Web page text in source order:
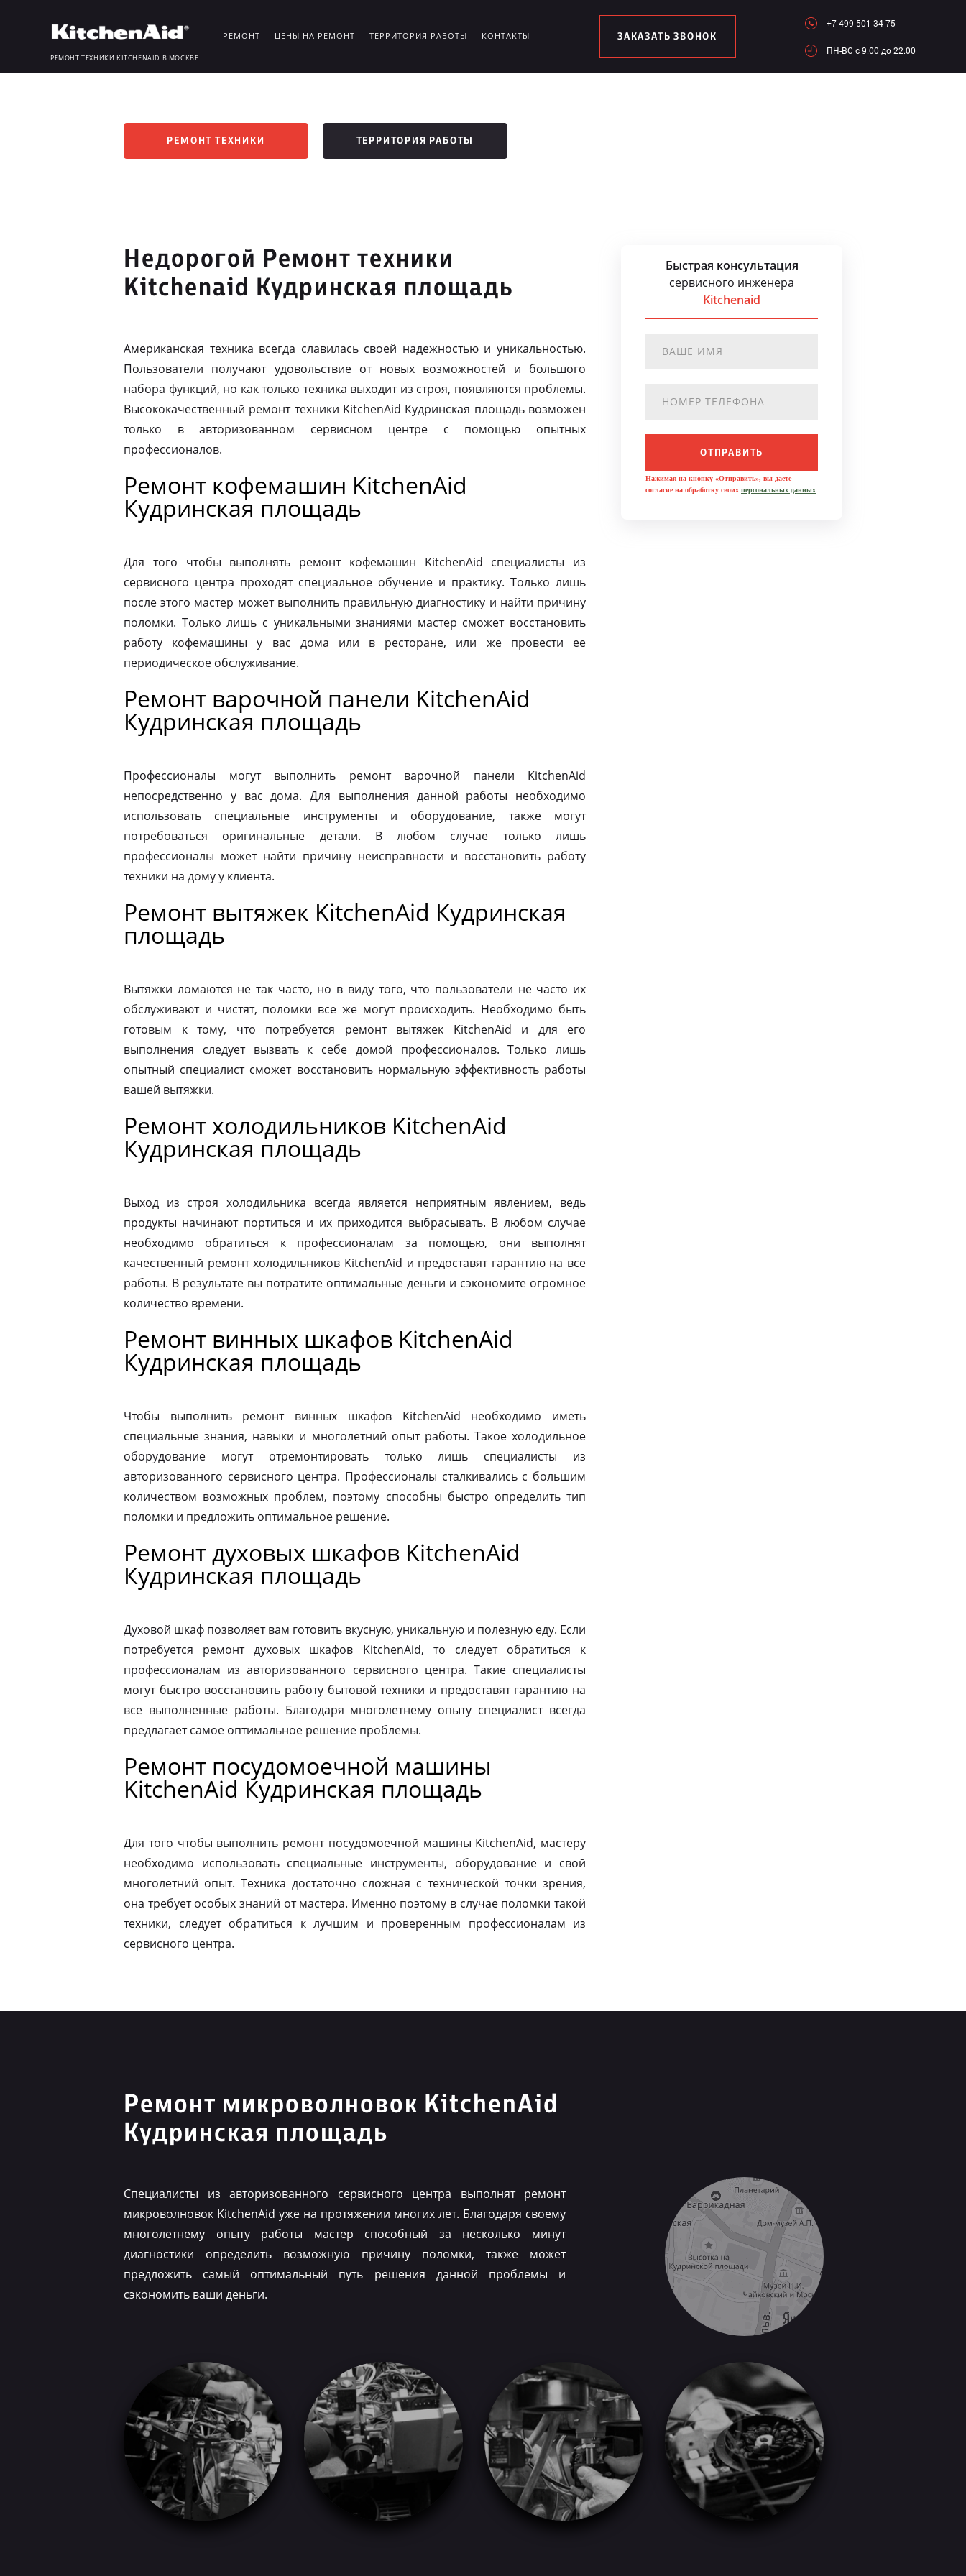
РЕМОНТ ТЕХНИКИ KITCHENAID В МОСКВЕ
РЕМОНТ ЦЕНЫ НА РЕМОНТ ТЕРРИТОРИЯ РАБОТЫ КОНТАКТЫ ЗАКАЗАТЬ ЗВОНОК
+7 499 501 34 75
ПН-ВC c 9.00 до 22.00
РЕМОНТ ТЕХНИКИ ТЕРРИТОРИЯ РАБОТЫ
Недорогой Ремонт техники
Kitchenaid Кудринская площадь
Американская техника всегда славилась своей надежностью и уникальностью.
Пользователи получают удовольствие от новых возможностей и большого
набора функций, но как только техника выходит из строя, появляются проблемы.
Высококачественный ремонт техники KitchenAid Кудринская площадь возможен
только в авторизованном сервисном центре с помощью опытных
профессионалов.
Ремонт кофемашин KitchenAid
Кудринская площадь
Для того чтобы выполнять ремонт кофемашин KitchenAid специалисты из
сервисного центра проходят специальное обучение и практику. Только лишь
после этого мастер может выполнить правильную диагностику и найти причину
поломки. Только лишь с уникальными знаниями мастер сможет восстановить
работу кофемашины у вас дома или в ресторане, или же провести ее
периодическое обслуживание.
Ремонт варочной панели KitchenAid
Кудринская площадь
Профессионалы могут выполнить ремонт варочной панели KitchenAid
непосредственно у вас дома. Для выполнения данной работы необходимо
использовать специальные инструменты и оборудование, также могут
потребоваться оригинальные детали. В любом случае только лишь
профессионалы может найти причину неисправности и восстановить работу
техники на дому у клиента.
Ремонт вытяжек KitchenAid Кудринская
площадь
Вытяжки ломаются не так часто, но в виду того, что пользователи не часто их
обслуживают и чистят, поломки все же могут происходить. Необходимо быть
готовым к тому, что потребуется ремонт вытяжек KitchenAid и для его
выполнения следует вызвать к себе домой профессионалов. Только лишь
опытный специалист сможет восстановить нормальную эффективность работы
вашей вытяжки.
Ремонт холодильников KitchenAid
Кудринская площадь
Выход из строя холодильника всегда является неприятным явлением, ведь
продукты начинают портиться и их приходится выбрасывать. В любом случае
необходимо обратиться к профессионалам за помощью, они выполнят
качественный ремонт холодильников KitchenAid и предоставят гарантию на все
работы. В результате вы потратите оптимальные деньги и сэкономите огромное
количество времени.
Ремонт винных шкафов KitchenAid
Кудринская площадь
Чтобы выполнить ремонт винных шкафов KitchenAid необходимо иметь
специальные знания, навыки и многолетний опыт работы. Такое холодильное
оборудование могут отремонтировать только лишь специалисты из
авторизованного сервисного центра. Профессионалы сталкивались с большим
количеством возможных проблем, поэтому способны быстро определить тип
поломки и предложить оптимальное решение.
Ремонт духовых шкафов KitchenAid
Кудринская площадь
Духовой шкаф позволяет вам готовить вкусную, уникальную и полезную еду. Если
потребуется ремонт духовых шкафов KitchenAid, то следует обратиться к
профессионалам из авторизованного сервисного центра. Такие специалисты
могут быстро восстановить работу бытовой техники и предоставят гарантию на
все выполненные работы. Благодаря многолетнему опыту специалист всегда
предлагает самое оптимальное решение проблемы.
Ремонт посудомоечной машины
KitchenAid Кудринская площадь
Для того чтобы выполнить ремонт посудомоечной машины KitchenAid, мастеру
необходимо использовать специальные инструменты, оборудование и свой
многолетний опыт. Техника достаточно сложная с технической точки зрения,
она требует особых знаний от мастера. Именно поэтому в случае поломки такой
техники, следует обратиться к лучшим и проверенным профессионалам из
сервисного центра.
Быстрая консультация
сервисного инженера
Kitchenaid
ОТПРАВИТЬ
Нажимая на кнопку «Отправить», вы даете
согласие на обработку своих персональных данных
Ремонт микроволновок KitchenAid
Кудринская площадь
Специалисты из авторизованного сервисного центра выполнят ремонт
микроволновок KitchenAid уже на протяжении многих лет. Благодаря своему
многолетнему опыту работы мастер способный за несколько минут
диагностики определить возможную причину поломки, также может
предложить самый оптимальный путь решения данной проблемы и
сэкономить ваши деньги.